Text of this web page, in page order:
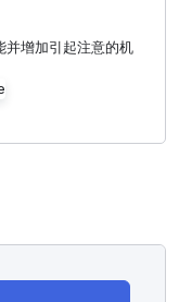
并增加引起注意的机